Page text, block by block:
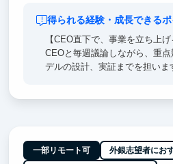
得られる経験・成長できるポ
【CEO直下で、事業を立ち上げ
CEOと毎週議論しながら、重
デルの設計、実証までを担いま
営業と事業設計を同時に経験で
一部リモート可 外銀志望者にお